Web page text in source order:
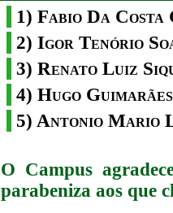
1) Fabio Da
2) Igor Tenório
3) Renato Luiz
4) Hugo
5) Antonio Mario
O Campus
parabeniza aos que